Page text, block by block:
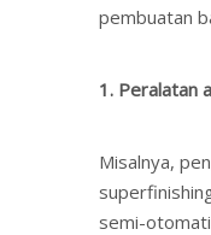
pembuatan
1. Peralatan
Misalnya,
semi-